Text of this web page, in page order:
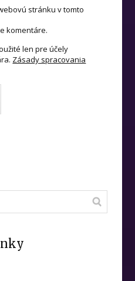
stránku v tomto
komentáre.
len pre účely
Zásady spracovania